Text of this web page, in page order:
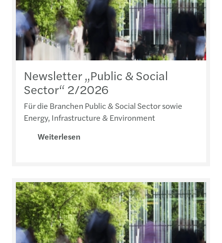
Newsletter „Public & Social
Sector“ 2/2026
Für die Branchen Public & Social Sector sowie
Energy, Infrastructure & Environment
Weiterlesen